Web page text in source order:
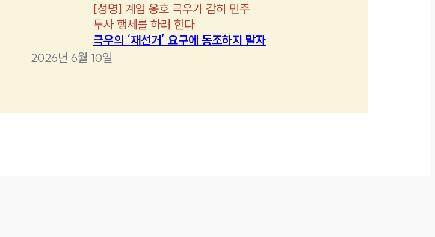
[성명] 계엄 옹호 극우가 감히 민주
투사 행세를 하려 한다
극우의 ‘재선거’ 요구에 동조하지 말자
2026년 6월 10일